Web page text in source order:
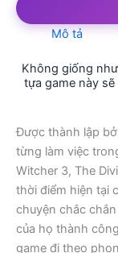
Mô tả
Không giống
tựa game này
Được thành lập
từng làm việc
Witcher 3, The
thời điểm hiện tại
chuyện chắc
của họ thành
game đi theo